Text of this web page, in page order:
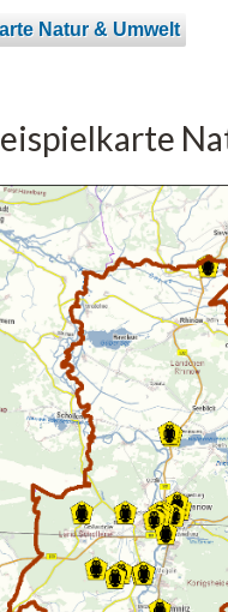
Natur & Umwelt